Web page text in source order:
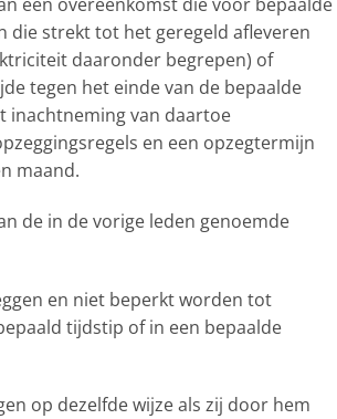
die strekt tot het geregeld afleveren
daaronder begrepen) of
tegen het einde van de bepaalde
inachtneming van daartoe
en een opzegtermijn
maand.
de in de vorige leden genoemde
en niet beperkt worden tot
tijdstip of in een bepaalde
op dezelfde wijze als zij door hem